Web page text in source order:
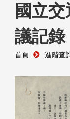
藏品查詢
校史館簡介
藏品清單全
資料調閱申請
國立
議記錄
首頁 進階查